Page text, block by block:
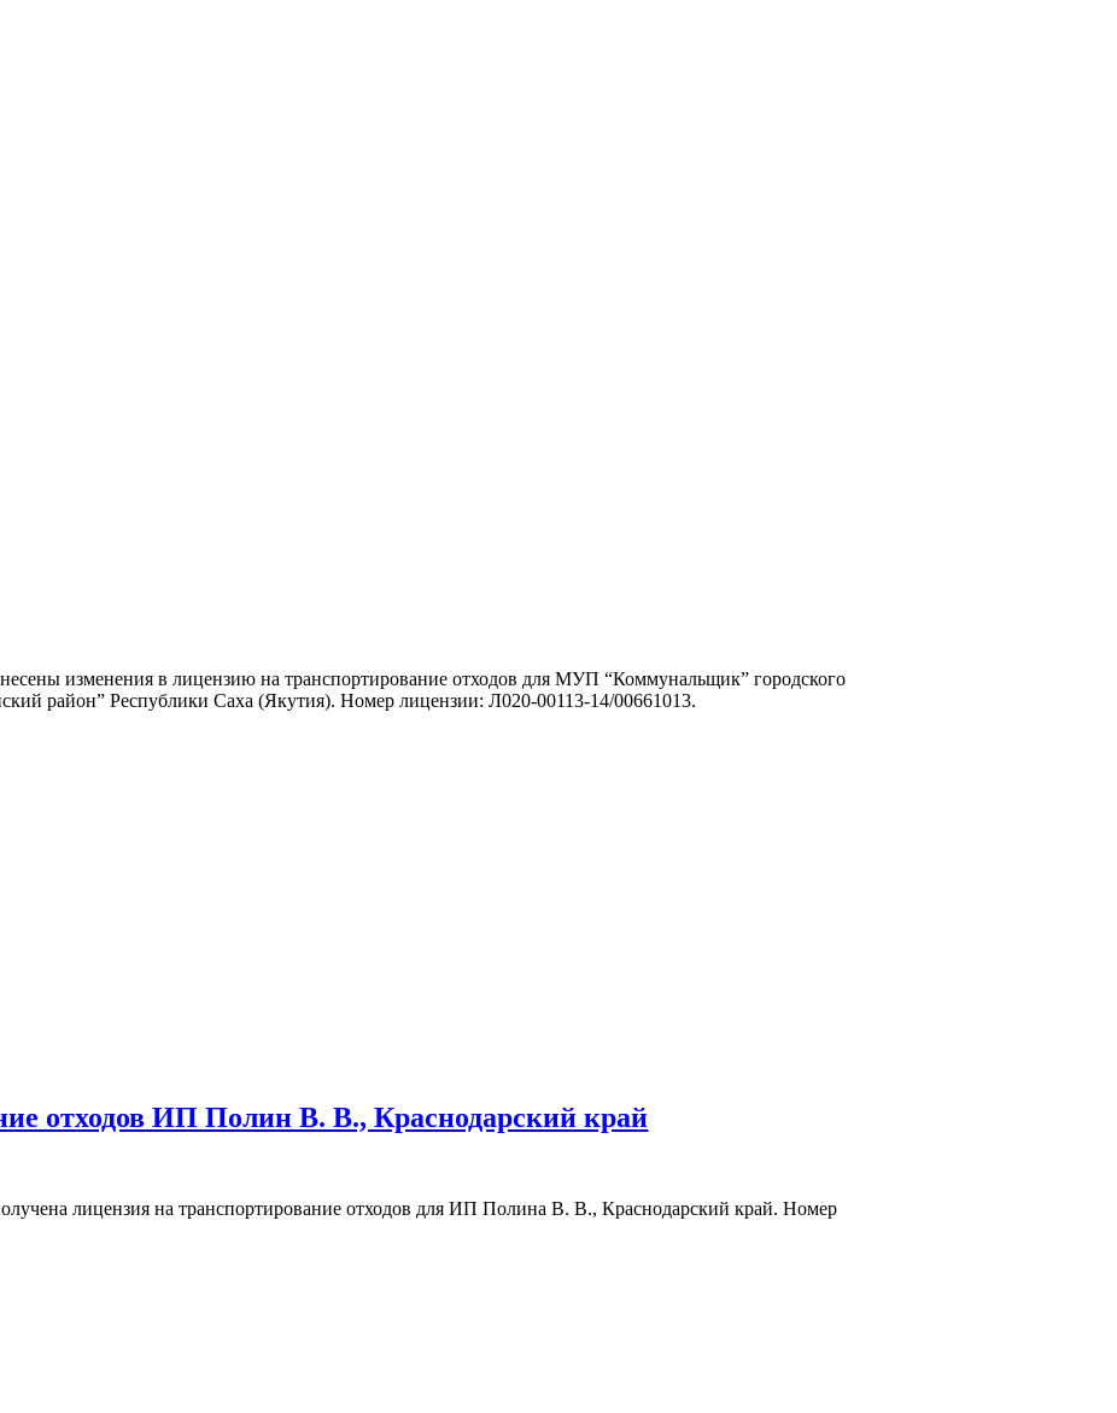
изменения в лицензию на транспортирование отходов для МУП “Коммунальщик” городского
район” Республики Саха (Якутия). Номер лицензии: Л020-00113-14/00661013.
отходов ИП Полин В. В., Краснодарский край
лицензия на транспортирование отходов для ИП Полина В. В., Краснодарский край. Номер